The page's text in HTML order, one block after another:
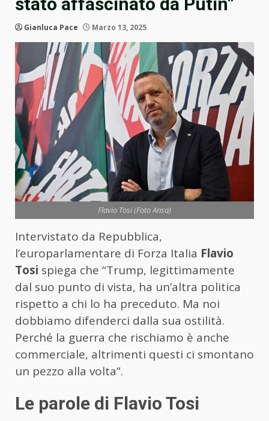
Gianluca Pace Marzo 13, 2025
Flavio Tosi (Foto Ansa)
Intervistato da Repubblica,
l’europarlamentare di Forza Italia Flavio
Tosi spiega che “Trump, legittimamente
dal suo punto di vista, ha un’altra politica
rispetto a chi lo ha preceduto. Ma noi
dobbiamo difenderci dalla sua ostilità.
Perché la guerra che rischiamo è anche
commerciale, altrimenti questi ci smontano
un pezzo alla volta”.
Le parole di Flavio Tosi